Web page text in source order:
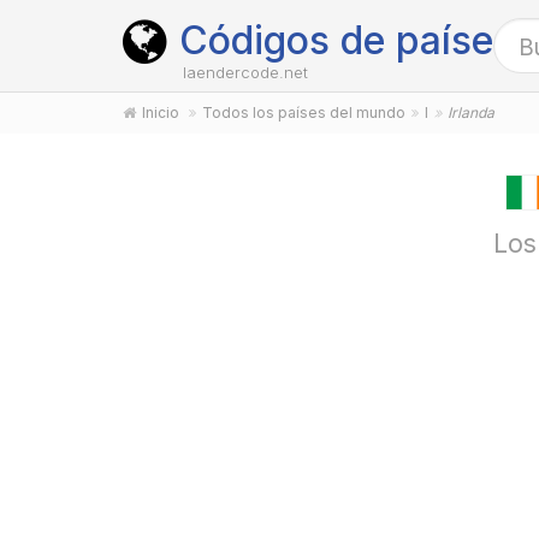
Códigos de países
laendercode.net
Inicio Todos los países del mundo I Irlanda